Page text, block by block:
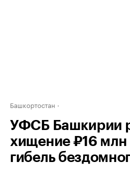
Башкортостан
УФСБ Башкирии
хищение ₽16 млн
гибель